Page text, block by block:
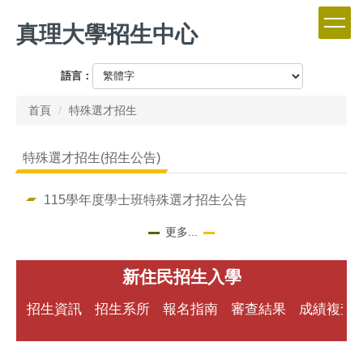
到
主真理大學招生中心
語言：
首頁 特殊選才招生
特殊選才招生(招生公告)
115學年度學士班特殊選才招生公告
更多...
新住民招生入學
招生資訊 招生系所 報名指南 審查結果 成績複查